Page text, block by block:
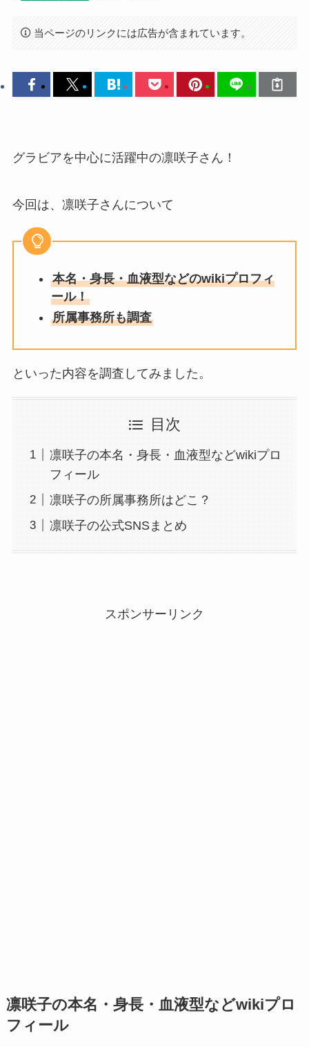
当ページのリンクには広告が含まれています。
グラビアを中心に活躍中の凛咲子さん！
今回は、凛咲子さんについて
本名・身長・血液型などのwikiプロフィ
ール！
所属事務所も調査
といった内容を調査してみました。
目次
凛咲子の本名・身長・血液型などwikiプロ
フィール
凛咲子の所属事務所はどこ？
凛咲子の公式SNSまとめ
スポンサーリンク
凛咲子の本名・身長・血液型などwikiプロ
フィール